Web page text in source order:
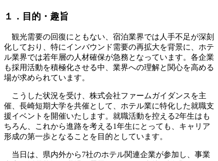
１．目的・趣旨
観光需要の回復にともない、宿泊業界では人手不足が深刻
化しており、特にインバウンド需要の再拡大を背景に、ホテ
ル業界では若年層の人材確保が急務となっています。各企業
も採用活動を積極化させる中、業界への理解と関心を高める
場が求められています。
こうした状況を受け、株式会社ファームガイダンスを主
催、長崎短期大学を共催として、ホテル業に特化した就職支
援イベントを開催いたします。就職活動を控える2年生はも
ちろん、これから進路を考える1年生にとっても、キャリア
形成の第一歩となることを目的としています。
当日は、県内外から7社のホテル関連企業が参加し、事業